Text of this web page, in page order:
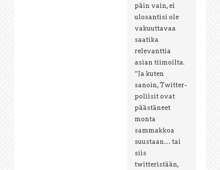
päin vain, ei
ulosantisi ole
vakuuttavaa
saatika
relevanttia
asian tiimoilta.
“Ja kuten
sanoin, Twitter-
poliisit ovat
päästäneet
monta
sammakkoa
suustaan… tai
siis
twitteristään,